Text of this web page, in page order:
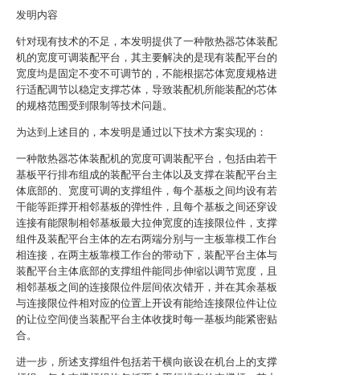
发明内容
针对现有技术的不足，本发明提供了一种散热器芯体装配
机的宽度可调装配平台，其主要解决的是现有装配平台的
宽度均是固定不变不可调节的，不能根据芯体宽度规格进
行适配调节以稳定支撑芯体，导致装配机所能装配的芯体
的规格范围受到限制等技术问题。
为达到上述目的，本发明是通过以下技术方案实现的：
一种散热器芯体装配机的宽度可调装配平台，包括由若干
基板平行排布组成的装配平台主体以及支撑在装配平台主
体底部的、宽度可调的支撑组件，每个基板之间均设有若
干能等距撑开相邻基板的弹性件，且每个基板之间还穿设
连接有能限制相邻基板最大拉伸宽度的连接限位件，支撑
组件及装配平台主体的左右两端分别与一主板靠模工作台
相连接，在两主板靠模工作台的带动下，装配平台主体与
装配平台主体底部的支撑组件能同步伸缩以调节宽度，且
相邻基板之间的连接限位件层间依次错开，并在其余基板
与连接限位件相对应的位置上开设有能给连接限位件让位
的让位空间使当装配平台主体收拢时每一基板均能紧密贴
合。
进一步，所述支撑组件包括若干横向嵌设在机台上的支撑